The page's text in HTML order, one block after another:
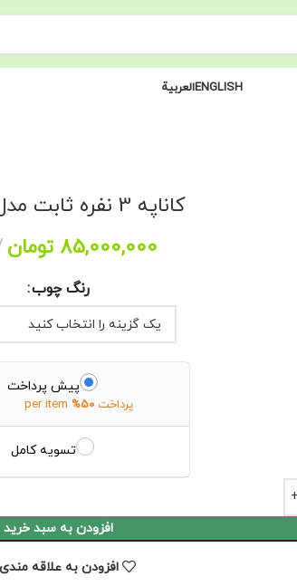
ENGLISHالعربیة
کاناپه 3 نفره ثابت مدل لوتوس
85,000,000 تومان
رنگ چوب
پیش پرداخت
پرداخت 50%
per item
تسویه کامل
افزودن به سبد خرید
افزودن به علاقه مندی